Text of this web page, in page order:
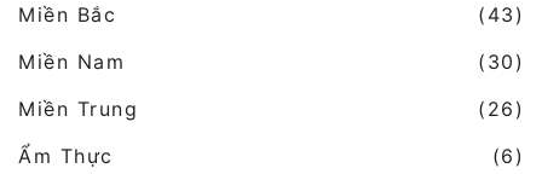
Miền Bắc
(43)
Miền Nam
(30)
Miền Trung
(26)
Ẩm Thực
(6)